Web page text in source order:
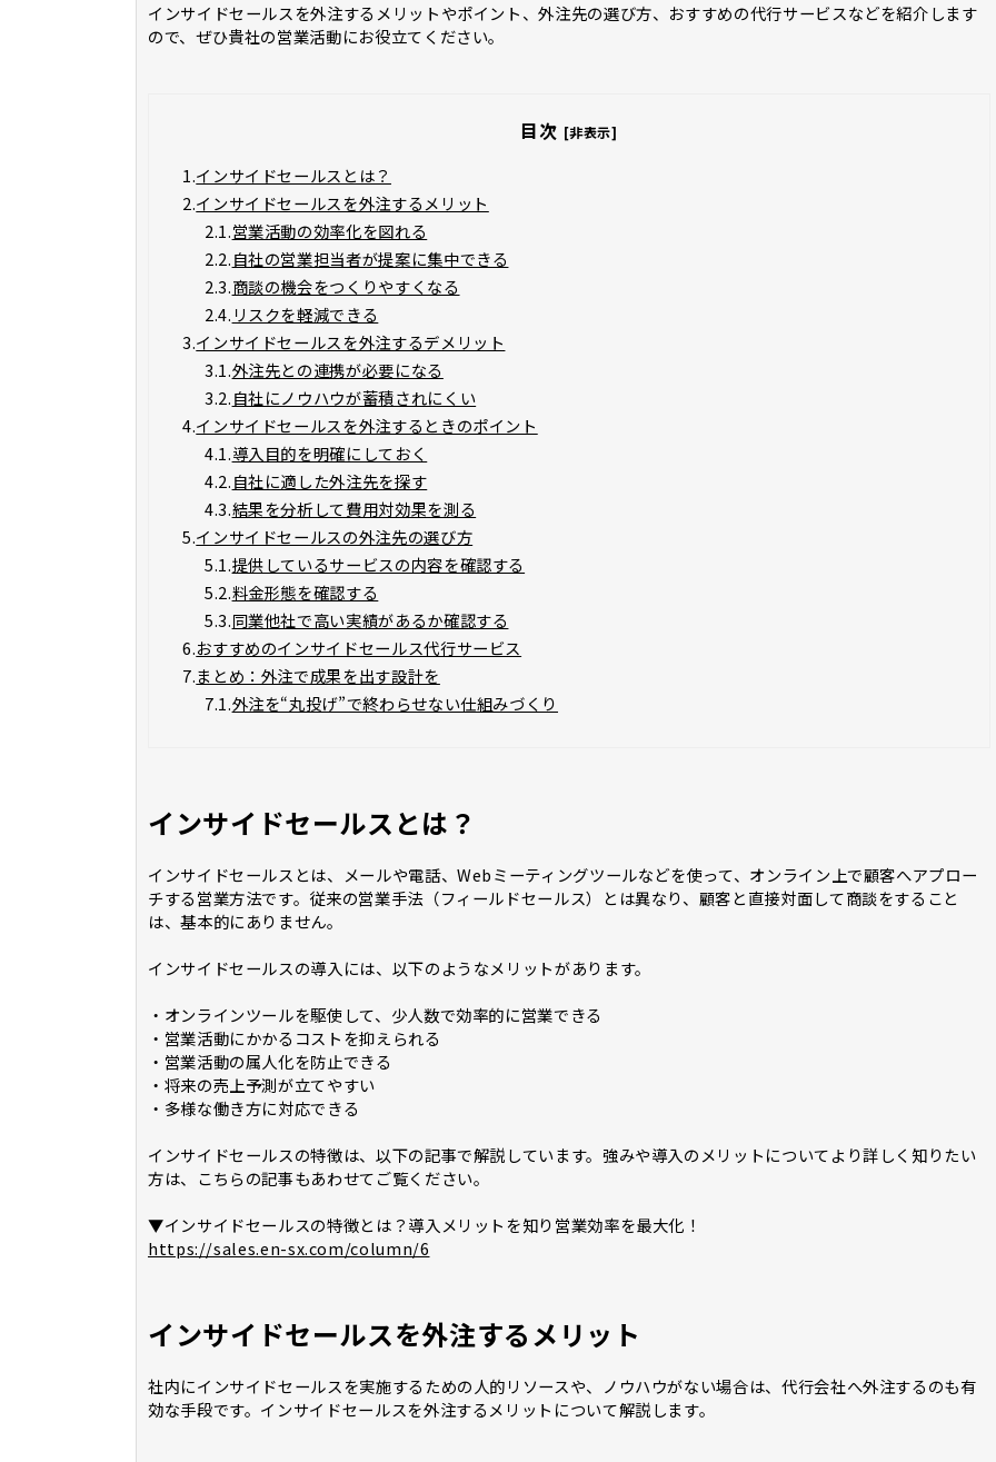
インサイドセールスを外注するメリットやポイント、外注先の選び方、おすすめの代行サービスなどを紹介します
ので、ぜひ貴社の営業活動にお役立てください。
目次 [非表示]
1.インサイドセールスとは？
2.インサイドセールスを外注するメリット
2.1.営業活動の効率化を図れる
2.2.自社の営業担当者が提案に集中できる
2.3.商談の機会をつくりやすくなる
2.4. リスクを軽減できる
3.インサイドセールスを外注するデメリット
3.1.外注先との連携が必要になる
3.2.自社にノウハウが蓄積されにくい
4.インサイドセールスを外注するときのポイント
4.1.導入目的を明確にしておく
4.2.自社に適した外注先を探す
4.3.結果を分析して費用対効果を測る
5.インサイドセールスの外注先の選び方
5.1.提供しているサービスの内容を確認する
5.2.料金形態を確認する
5.3.同業他社で高い実績があるか確認する
6.おすすめのインサイドセールス代行サービス
7.まとめ：外注で成果を出す設計を
7.1.外注を“丸投げ”で終わらせない仕組みづくり
インサイドセールスとは？
インサイドセールスとは、メールや電話、Webミーティングツールなどを使って、オンライン上で顧客へアプロー
チする営業方法です。従来の営業手法（フィールドセールス）とは異なり、顧客と直接対面して商談をすること
は、基本的にありません。
インサイドセールスの導入には、以下のようなメリットがあります。
・オンラインツールを駆使して、少人数で効率的に営業できる
・営業活動にかかるコストを抑えられる
・営業活動の属人化を防止できる
・将来の売上予測が立てやすい
・多様な働き方に対応できる
インサイドセールスの特徴は、以下の記事で解説しています。強みや導入のメリットについてより詳しく知りたい
方は、こちらの記事もあわせてご覧ください。
▼インサイドセールスの特徴とは？導入メリットを知り営業効率を最大化！
https://sales.en-sx.com/column/6
インサイドセールスを外注するメリット
社内にインサイドセールスを実施するための人的リソースや、ノウハウがない場合は、代行会社へ外注するのも有
効な手段です。インサイドセールスを外注するメリットについて解説します。